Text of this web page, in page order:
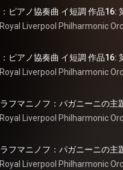
Royal Liverpool Philharmonic
Royal Liverpool Philharmonic
Royal Liverpool Philharmonic
Royal Liverpool Philharmonic